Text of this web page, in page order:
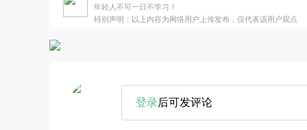
年轻人不可一日不学习！
特别声明：以上内容为网络用户上传发布，仅代表该用户观点
登录后可发评论